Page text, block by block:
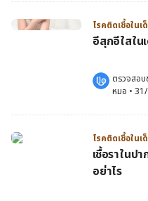
โรคติดเชื้อในเ
อีสุกอีใสใน
ตรวจสอ
หมอ •
โรคติดเชื้อในเ
เชื้อราในป
อย่าไร